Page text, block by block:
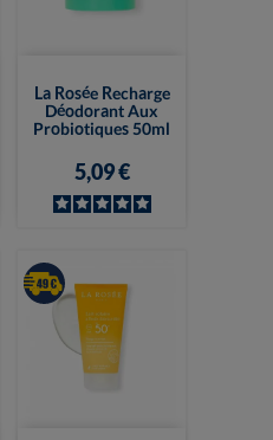
La Rosée Recharge
Déodorant Aux
Probiotiques 50ml
5,09 €